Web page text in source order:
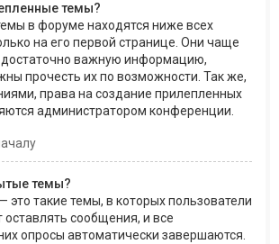
темы?
в форуме находятся ниже всех
на его первой странице. Они чаще
достаточно важную информацию,
прочесть их по возможности. Так же,
права на создание прилепленных
администратором конференции.
темы?
это такие темы, в которых пользователи
сообщения, и все
опросы автоматически завершаются.